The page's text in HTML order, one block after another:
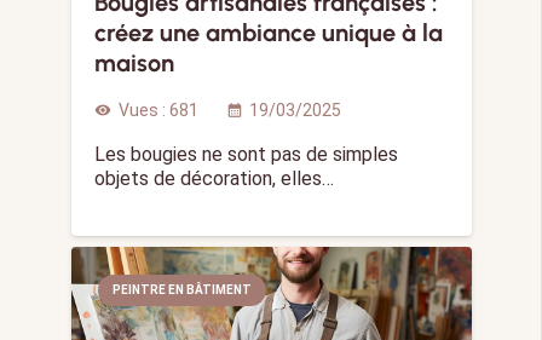
créez une ambiance unique à la
maison
visibility Vues : 681 calendar_month 19/03/2025
Les bougies ne sont pas de simples
objets de décoration, elles…
PEINTRE EN BÂTIMENT